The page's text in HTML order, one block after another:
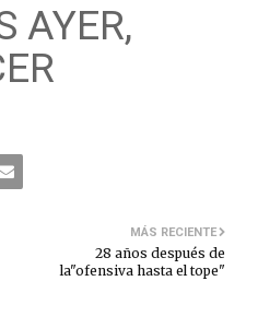
AYER,
MÁS RECIENTE
28 años después de
la"ofensiva hasta el tope"